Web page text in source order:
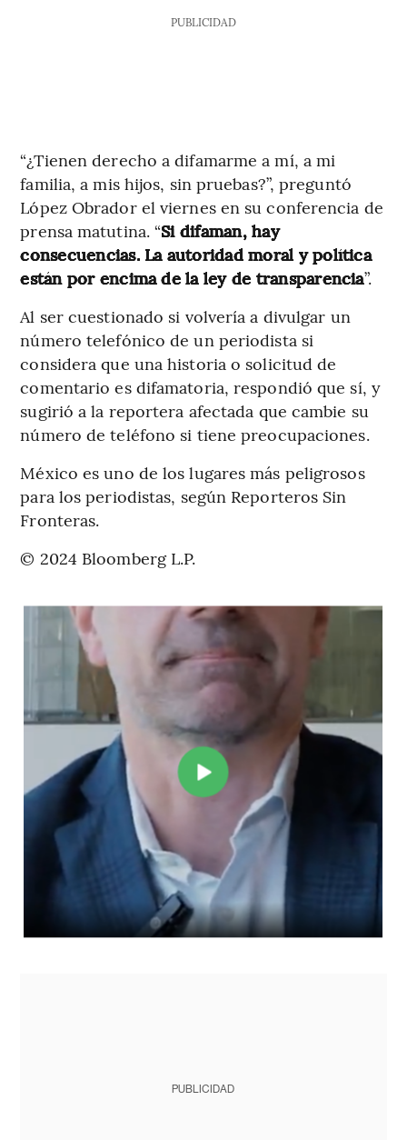
PUBLICIDAD
“¿Tienen derecho a difamarme a mí, a mi
familia, a mis hijos, sin pruebas?”, preguntó
López Obrador el viernes en su conferencia de
prensa matutina. “Si difaman, hay
consecuencias. La autoridad moral y política
están por encima de la ley de transparencia”.
Al ser cuestionado si volvería a divulgar un
número telefónico de un periodista si
considera que una historia o solicitud de
comentario es difamatoria, respondió que sí, y
sugirió a la reportera afectada que cambie su
número de teléfono si tiene preocupaciones.
México es uno de los lugares más peligrosos
para los periodistas, según Reporteros Sin
Fronteras.
© 2024 Bloomberg L.P.
PUBLICIDAD